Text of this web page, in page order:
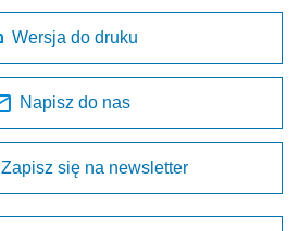
Wersja do druku
Napisz do nas
Zapisz się na newsletter